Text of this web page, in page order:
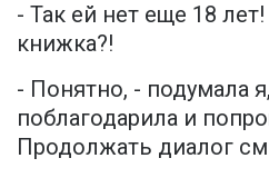
- Так ей нет еще 18
книжка?!
- Понятно, - подумала
поблагодарила и
Продолжать диалог